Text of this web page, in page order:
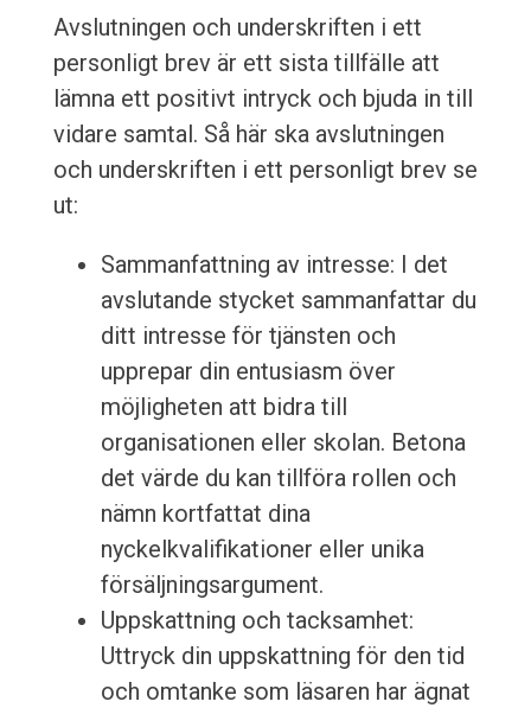
Avslutningen och underskriften i ett
personligt brev är ett sista tillfälle att
lämna ett positivt intryck och bjuda in till
vidare samtal. Så här ska avslutningen
och underskriften i ett personligt brev se
ut:
Sammanfattning av intresse: I det
avslutande stycket sammanfattar du
ditt intresse för tjänsten och
upprepar din entusiasm över
möjligheten att bidra till
organisationen eller skolan. Betona
det värde du kan tillföra rollen och
nämn kortfattat dina
nyckelkvalifikationer eller unika
försäljningsargument.
Uppskattning och tacksamhet:
Uttryck din uppskattning för den tid
och omtanke som läsaren har ägnat